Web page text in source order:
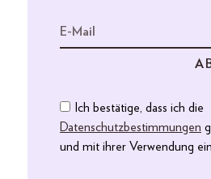
Ich bestätige, dass ich die
Datenschutzbestimmungen
und mit ihrer Verwendung